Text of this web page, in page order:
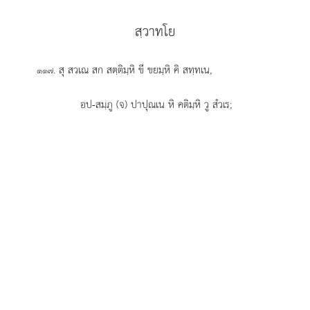
สฺวาทโย
๑๑๗. สุ สวเณ สก สตฺติมฺหิ ขี ขยมฺหิ คิ สทฺทเน,
อป-สมฺภู (จ) ปาปุณเน หิ คติมฺหิ วู สํวเร;